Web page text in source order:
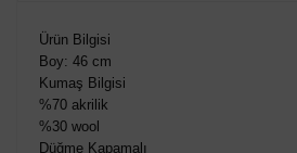
Ürün Bilgisi
Boy: 46 cm
Kumaş Bilgisi
%70 akrilik
%30 wool
Düğme Kapamalı